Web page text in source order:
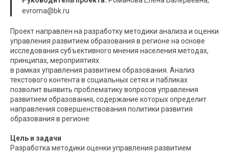
evroma@bk.ru
Проект направлен на разработку методики анализа и оценки
управления развитием образования в регионе на основе
исследования субъективного мнения населения методах,
принципах, мероприятиях
в рамках управления развитием образования. Анализ
текстового контента в социальных сетях и пабликах
позволит выявить проблематику вопросов управления
развитием образования, содержание которых определит
направления совершенствования политики развития
образования в регионе
Цель и задачи
Разработка методики оценки управления развитием